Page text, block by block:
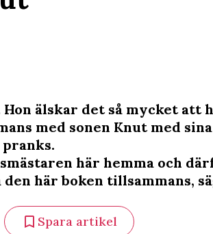
älskar det så mycket att
med sonen Knut med
här hemma och
här boken tillsammans,
Spara artikel